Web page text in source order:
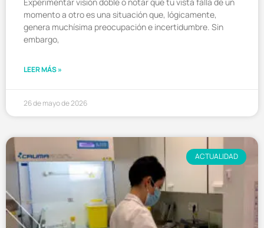
momento a otro es una situación que, lógicamente,
genera muchísima preocupación e incertidumbre. Sin
embargo,
LEER MÁS »
26 de mayo de 2026
ACTUALIDAD